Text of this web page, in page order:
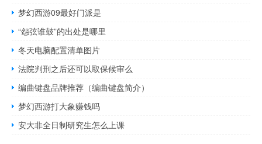
梦幻西游09最好门派是
“怨弦谁鼓”的出处是哪里
冬天电脑配置清单图片
法院判刑之后还可以取保候审么
编曲键盘品牌推荐（编曲键盘简介）
梦幻西游打大象赚钱吗
安大非全日制研究生怎么上课